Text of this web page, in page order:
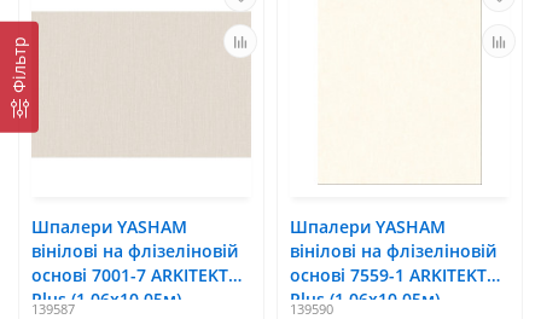
Фільтр
Шпалери YASHAM
вінілові на флізеліновій
основі 7001-7 ARKITEKT
Plus (1,06x10,05м)
139587
Шпалери YASHAM
вінілові на флізеліновій
основі 7559-1 ARKITEKT
Plus (1,06x10,05м)
139590